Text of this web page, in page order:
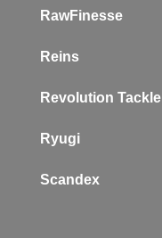
RawFinesse
Reins
Revolution Tackle
Ryugi
Scandex